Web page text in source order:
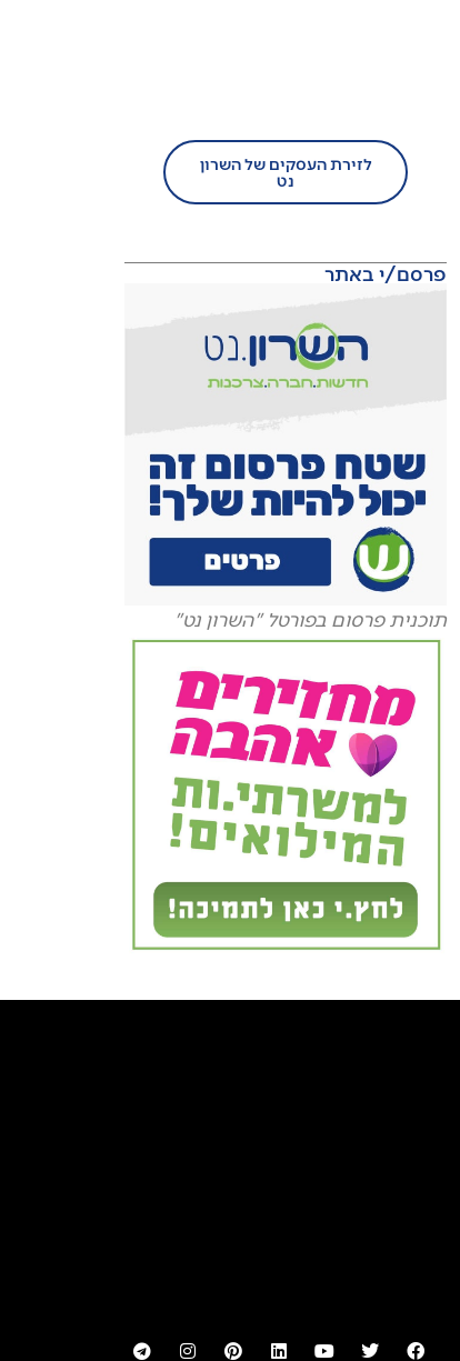
לזירת העסקים של השרון
נט
פרסם/י באתר
תוכנית פרסום בפורטל "השרון נט"